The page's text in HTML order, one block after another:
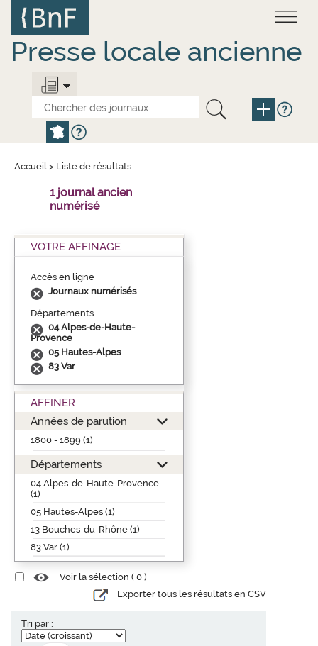
contenu
principal
Presse locale ancienne
Accueil > Liste de résultats
1 journal ancien
numérisé
VOTRE AFFINAGE
Accès en ligne
Journaux numérisés
Départements
04 Alpes-de-Haute-
Provence
05 Hautes-Alpes
83 Var
AFFINER
Années de parution
1800 - 1899 (1)
Départements
04 Alpes-de-Haute-Provence
(1)
05 Hautes-Alpes (1)
13 Bouches-du-Rhône (1)
83 Var (1)
Voir la sélection ( 0 )
Exporter tous les résultats en CSV
Tri par :
Panneau de gestion des cookies